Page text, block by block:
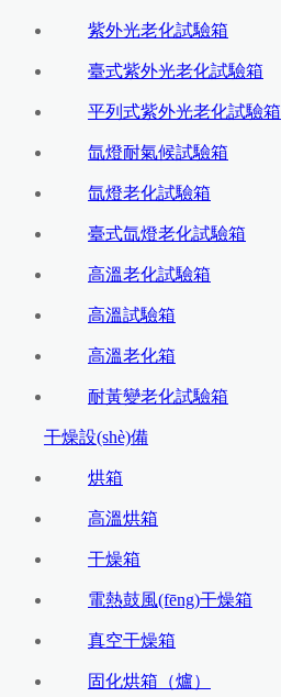
紫外光老化試驗箱
臺式紫外光老化試驗箱
平列式紫外光老化試驗箱
氙燈耐氣候試驗箱
氙燈老化試驗箱
臺式氙燈老化試驗箱
高溫老化試驗箱
高溫試驗箱
高溫老化箱
耐黃變老化試驗箱
干燥設(shè)備
烘箱
高溫烘箱
干燥箱
電熱鼓風(fēng)干燥箱
真空干燥箱
固化烘箱（爐）